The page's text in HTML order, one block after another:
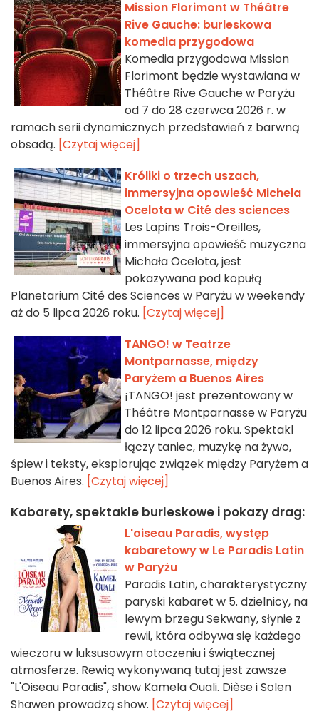
Mission Florimont w Théâtre
Rive Gauche: burleskowa
komedia przygodowa
Komedia przygodowa Mission
Florimont będzie wystawiana w
Théâtre Rive Gauche w Paryżu
od 7 do 28 czerwca 2026 r. w
ramach serii dynamicznych przedstawień z barwną
obsadą. [Czytaj więcej]
Króliki o trzech uszach,
immersyjna opowieść Michela
Ocelota w Cité des sciences
Les Lapins Trois-Oreilles,
immersyjna opowieść muzyczna
Michała Ocelota, jest
pokazywana pod kopułą
Planetarium Cité des Sciences w Paryżu w weekendy
aż do 5 lipca 2026 roku. [Czytaj więcej]
TANGO! w Teatrze
Montparnasse, między
Paryżem a Buenos Aires
¡TANGO! jest prezentowany w
Théâtre Montparnasse w Paryżu
do 12 lipca 2026 roku. Spektakl
łączy taniec, muzykę na żywo,
śpiew i teksty, eksplorując związek między Paryżem a
Buenos Aires. [Czytaj więcej]
Kabarety, spektakle burleskowe i pokazy drag:
L'oiseau Paradis, występ
kabaretowy w Le Paradis Latin
w Paryżu
Paradis Latin, charakterystyczny
paryski kabaret w 5. dzielnicy, na
lewym brzegu Sekwany, słynie z
rewii, która odbywa się każdego
wieczoru w luksusowym otoczeniu i świątecznej
atmosferze. Rewią wykonywaną tutaj jest zawsze
"L'Oiseau Paradis", show Kamela Ouali. Dièse i Solen
Shawen prowadzą show. [Czytaj więcej]